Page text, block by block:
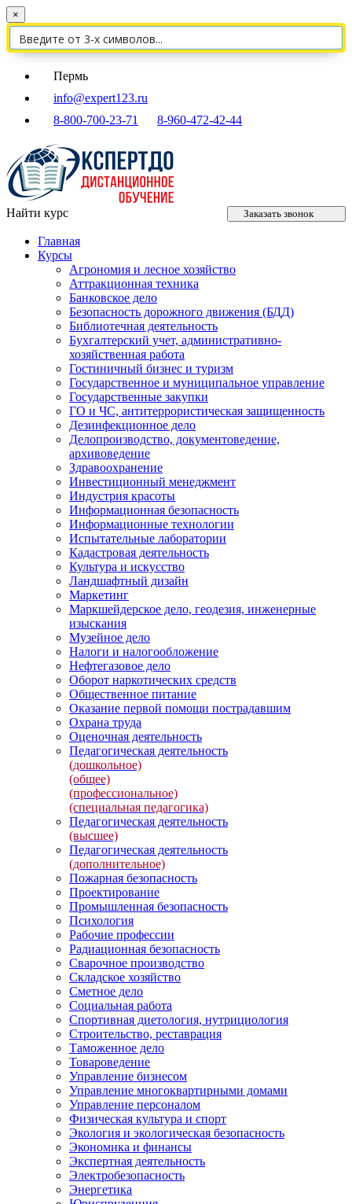
×
Пермь
info@expert123.ru
8-800-700-23-71
8-960-472-42-44
Найти курс Заказать звонок
Главная
Курсы
Агрономия и лесное хозяйство
Аттракционная техника
Банковское дело
Безопасность дорожного движения (БДД)
Библиотечная деятельность
Бухгалтерский учет, административно-
хозяйственная работа
Гостиничный бизнес и туризм
Государственное и муниципальное управление
Государственные закупки
ГО и ЧС, антитеррористическая защищенность
Дезинфекционное дело
Делопроизводство, документоведение,
архивоведение
Здравоохранение
Инвестиционный менеджмент
Индустрия красоты
Информационная безопасность
Информационные технологии
Испытательные лаборатории
Кадастровая деятельность
Культура и искусство
Ландшафтный дизайн
Маркетинг
Маркшейдерское дело, геодезия, инженерные
изыскания
Музейное дело
Налоги и налогообложение
Нефтегазовое дело
Оборот наркотических средств
Общественное питание
Оказание первой помощи пострадавшим
Охрана труда
Оценочная деятельность
Педагогическая деятельность
(дошкольное)
(общее)
(профессиональное)
(специальная педагогика)
Педагогическая деятельность
(высшее)
Педагогическая деятельность
(дополнительное)
Пожарная безопасность
Проектирование
Промышленная безопасность
Психология
Рабочие профессии
Радиационная безопасность
Сварочное производство
Складское хозяйство
Сметное дело
Социальная работа
Спортивная диетология, нутрициология
Строительство, реставрация
Таможенное дело
Товароведение
Управление бизнесом
Управление многоквартирными домами
Управление персоналом
Физическая культура и спорт
Экология и экологическая безопасность
Экономика и финансы
Экспертная деятельность
Электробезопасность
Энергетика